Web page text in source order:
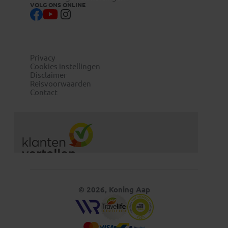
VOLG ONS ONLINE
Privacy
Cookies instellingen
Disclaimer
Reisvoorwaarden
Contact
© 2026, Koning Aap